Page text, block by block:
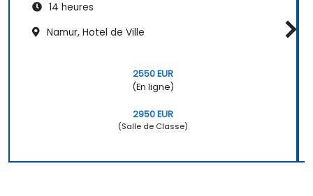
14 heures
Namur, Hotel de Ville
2550 EUR
(En ligne)
2950 EUR
(Salle de Classe)